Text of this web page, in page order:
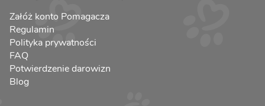
Załóż konto Pomagacza
Regulamin
Polityka prywatności
FAQ
Potwierdzenie darowizn
Blog